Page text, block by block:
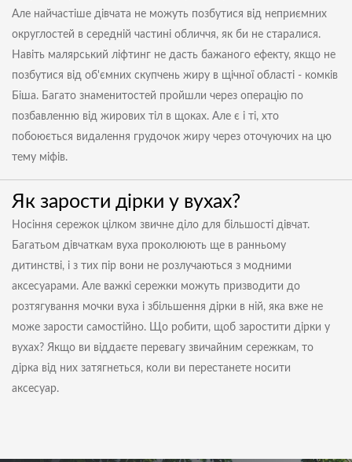
Але найчастіше дівчата не можуть позбутися від неприємних
округлостей в середній частині обличчя, як би не старалися.
Навіть малярський ліфтинг не дасть бажаного ефекту, якщо не
позбутися від об'ємних скупчень жиру в щічної області - комків
Біша. Багато знаменитостей пройшли через операцію по
позбавленню від жирових тіл в щоках. Але є і ті, хто
побоюється видалення грудочок жиру через оточуючих на цю
тему міфів.
Як зарости дірки у вухах?
Носіння сережок цілком звичне діло для більшості дівчат.
Багатьом дівчаткам вуха проколюють ще в ранньому
дитинстві, і з тих пір вони не розлучаються з модними
аксесуарами. Але важкі сережки можуть призводити до
розтягування мочки вуха і збільшення дірки в ній, яка вже не
може зарости самостійно. Що робити, щоб заростити дірки у
вухах? Якщо ви віддаєте перевагу звичайним сережкам, то
дірка від них затягнеться, коли ви перестанете носити
аксесуар.